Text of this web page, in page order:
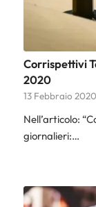
Corrispettivi
2020
13 Febbraio 2020
Nell’articolo:
giornalieri:…